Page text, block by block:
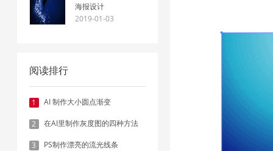
海报设计
2019-01-03
阅读排行
1 AI 制作大小圆点渐变
2 在AI里制作灰度图的四种方法
3 PS制作漂亮的流光线条